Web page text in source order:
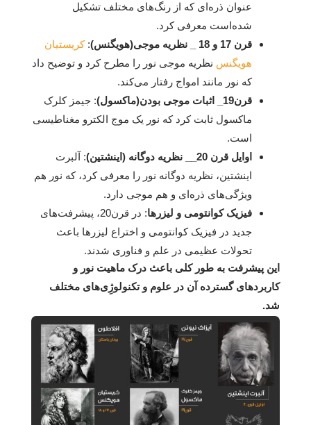
عنوان ذره‌ای که از رنگ‌های مختلف تشکیل
شده‌است معرفی کرد.
قرن 17 و 18 _ نظریه موجی(هویگنس)
:کریستیان
هویگنس نظریه موجی نور را مطرح کرد و توضیح داد
که نور مانند امواج رفتار می‌کند.
قرن19_ اثبات موجی بودن(ماکسول)
: جیمز کلرک
ماکسول ثابت کرد که نور یک موج الکترو مغناطیسی
است.
اوایل قرن 20__ نظریه دوگانه (اینشتین)
: آلبرت
اینشتین، نظریه دوگانه نور را معرفی کرد، که نور هم
ویژگی‌های ذره‌ای و هم موجی دارد.
فیزیک کوانتومی و لیزرها
: در قرن20، پیشرفت‌های
جدید در فیزیک کوانتومی و اختراع لیزرها باعث
تحولات عظیمی در علم و فناوری شدند.
این پیشرفت به طور کلی باعث درک ماهیت نور و
کاربردهای گسترده آن در علوم و تکنولوژِی‌های مختلف
شد.